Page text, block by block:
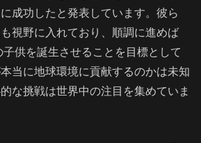
成功したと発表しています。彼ら
視野に入れており、順調に進めば
供を誕生させることを目標として
当に地球環境に貢献するのかは未知
な挑戦は世界中の注目を集めていま